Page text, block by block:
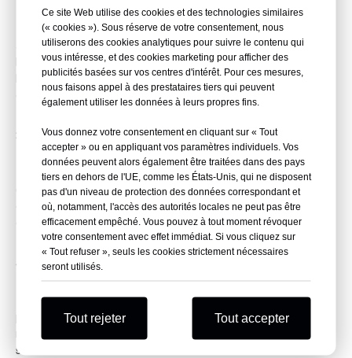
marin de Quancheng ?
Nous avons utilisé de l'acrylique coulé de qualité supérieure
avec une transmission de la lumière supérieure à 92 %.
L'épaisseur a été personnalisée en fonction de la profondeur de
l'eau et des exigences structurelles pour garantir à la fois clarté
et résistance.
3. Q : Pourquoi choisir l'acrylique au lieu du verre pour ce
projet d'aquarium ?
L'acrylique est beaucoup plus léger, nettement plus résistant
(plus de 10 fois la résistance aux chocs du verre trempé) et peut
être facilement façonné en de belles formes incurvées, offrant
de meilleures expériences visuelles.
4. Q : Dans quelle mesure les panneaux acryliques de
Les panneaux offrent une excellente clarté optique avec
presque aucune distorsion. Les visiteurs peuvent voir la vie
sous-marin extrêmement réaliste.
Ce site Web utilise des cookies et des technologies similaires
(« cookies »). Sous réserve de votre consentement, nous
utiliserons des cookies analytiques pour suivre le contenu qui
vous intéresse, et des cookies marketing pour afficher des
publicités basées sur vos centres d'intérêt. Pour ces mesures,
nous faisons appel à des prestataires tiers qui peuvent
également utiliser les données à leurs propres fins.
Vous donnez votre consentement en cliquant sur « Tout
accepter » ou en appliquant vos paramètres individuels. Vos
données peuvent alors également être traitées dans des pays
tiers en dehors de l'UE, comme les États-Unis, qui ne disposent
pas d'un niveau de protection des données correspondant et
où, notamment, l'accès des autorités locales ne peut pas être
efficacement empêché. Vous pouvez à tout moment révoquer
votre consentement avec effet immédiat. Si vous cliquez sur
« Tout refuser », seuls les cookies strictement nécessaires
seront utilisés.
Tout rejeter Tout accepter